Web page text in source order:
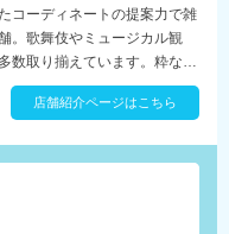
コーディネートの提案力で雑
。歌舞伎やミュージカル観
数取り揃えています。粋な着
しながらも現代の暮らしにあ
します。銀座駅C8出口徒歩
店舗紹介ページはこちら